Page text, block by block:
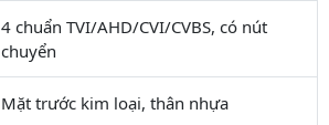
4 chuẩn TVI/AHD/CVI/CVBS, có nút
chuyển
Mặt trước kim loại, thân nhựa